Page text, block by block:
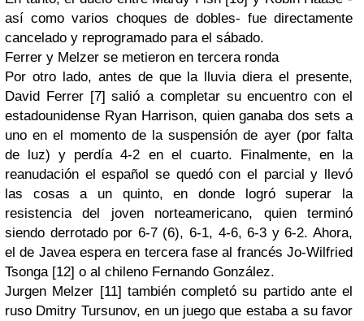
así como varios choques de dobles- fue directamente
cancelado y reprogramado para el sábado.
Ferrer y Melzer se metieron en tercera ronda
Por otro lado, antes de que la lluvia diera el presente,
David Ferrer[7] salió a completar su encuentro con el
estadounidense Ryan Harrison, quien ganaba dossets a
uno en el momento de la suspensión de ayer (por falta
de luz) y perdía 4-2 en el cuarto. Finalmente, en la
reanudación el español se quedó con el parcial y llevó
las cosas a un quinto, en donde logró superar la
resistencia del joven norteamericano, quien terminó
siendo derrotado por 6-7 (6), 6-1, 4-6, 6-3 y 6-2. Ahora,
el de Javeaespera en tercera fase al francés Jo-Wilfried
Tsonga[12] o al chileno Fernando González.
Jurgen Melzer [11] también completó su partido ante el
ruso Dmitry Tursunov, en un juego que estaba a su favor